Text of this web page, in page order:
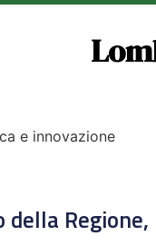
e innovazione